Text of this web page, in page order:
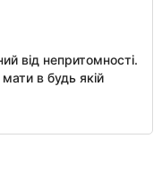
від непритомності.
в будь якій